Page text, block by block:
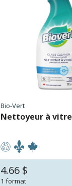
Bio-Vert
Nettoyeur à vitre
4.66 $
1 format